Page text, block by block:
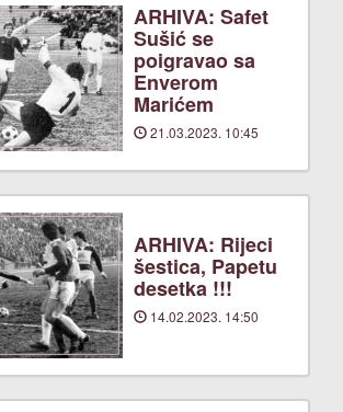
ARHIVA: Safet
Sušić se
poigravao sa
Enverom
Marićem
21.03.2023. 10:45
ARHIVA: Rijeci
šestica, Papetu
desetka !!!
14.02.2023. 14:50